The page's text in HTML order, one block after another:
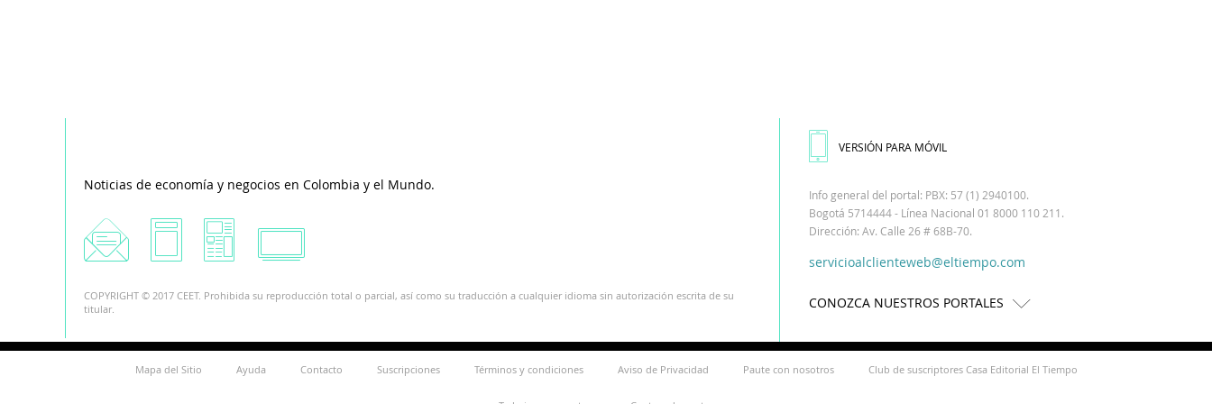
Noticias de economía y negocios en Colombia y el Mundo.
COPYRIGHT © 2017 CEET. Prohibida su reproducción total o parcial, así como su traducción a cualquier idioma sin autorización escrita de su
titular.
VERSIÓN PARA MÓVIL
Info general del portal: PBX: 57 (1) 2940100.
Bogotá 5714444 - Línea Nacional 01 8000 110 211.
Dirección: Av. Calle 26 # 68B-70.
servicioalclienteweb@eltiempo.com
CONOZCA NUESTROS PORTALES
Mapa del Sitio Ayuda Contacto Suscripciones Términos y condiciones Aviso de Privacidad Paute con nosotros Club de suscriptores Casa Editorial El Tiempo